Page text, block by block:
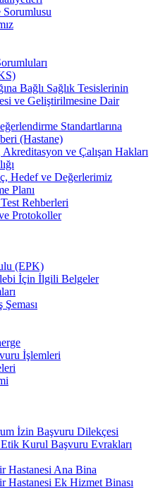
Bağlı Sağlık Tesislerinin
ve Geliştirilmesine Dair
Standartlarına
(Hastane)
ve Çalışan Hakları
Hedef ve Değerlerimiz
Planı
Rehberleri
Protokoller
(EPK)
İçin İlgili Belgeler
Şeması
İşlemleri
İzin Başvuru Dilekçesi
Kurul Başvuru Evrakları
Hastanesi Ana Bina
Hastanesi Ek Hizmet Binası